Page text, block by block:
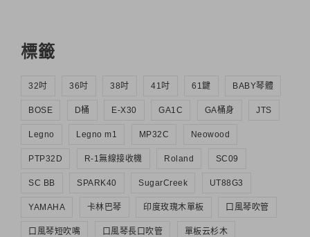
標籤
32吋 36吋 38吋 41吋 61鍵 BABY琴體
BOSE D桶 E-X30 GA1C GA桶身 JTS
Legno Legno m1 MP32C Neowood
PTP32D R-1無線接收機 Roland SC09
SC BB SPARK40 SugarCreek UT88G3
YAMAHA 卡林巴琴 印度玫瑰木單板 口風琴吹管
口風琴短吹嘴 口風琴長口吹管 單板云杉木